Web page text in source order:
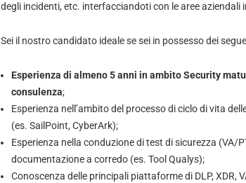
degli incidenti, etc. interfacciandoti con le aree aziendali
Sei il nostro candidato ideale se sei in possesso dei
Esperienza di almeno 5 anni in ambito Security
consulenza;
Esperienza nell’ambito del processo di ciclo di vita
(es. SailPoint, CyberArk);
Esperienza nella conduzione di test di sicurezza (VA/
documentazione a corredo (es. Tool Qualys);
Conoscenza delle principali piattaforme di DLP, XDR,